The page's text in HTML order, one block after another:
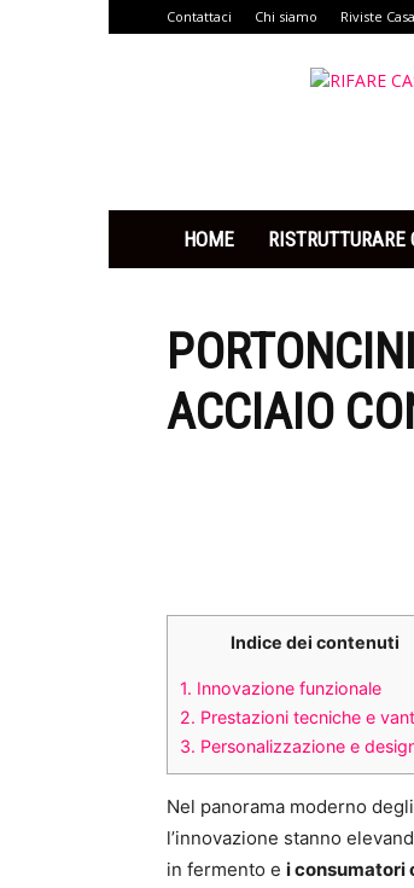
Contattaci Chi siamo Riviste Casa
HOME RISTRUTTURARE
ACCIAIO
Indice dei contenuti
1. Innovazione funzionale
2. Prestazioni tecniche e
3. Personalizzazione e
Nel panorama moderno
l’innovazione stanno
in fermento e i consumatori